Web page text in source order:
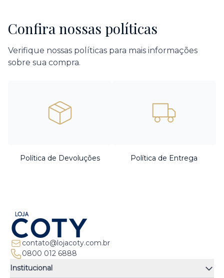
Confira nossas políticas
Verifique nossas políticas para mais informações
sobre sua compra.
Política de Devoluções Política de Entrega
contato@lojacoty.com.br
0800 012 6888
Institucional